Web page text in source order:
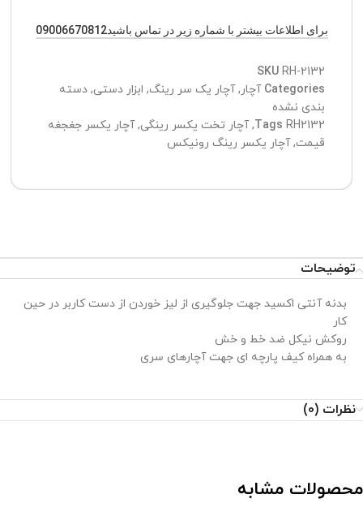
برای اطلاعات بیشتر با شماره زیر در تماس باشید09006670812
SKU RH-2132
Categories آچار,آچار یک سر رینگ, ابزار دستی, دسته
بندی نشده
Tags RH2132
,آچار تخت یکسر رینگی,آچار یکسر جغجغه
قیمت,آچار یکسر رینگ رونیکس
توضیحات
بدنه آنتی اکسید جهت جلوگیری از لیز خوردن از دست کاربر در حین
کار
روکش نیکل ضد خط و خش
به همراه کیف پارچه ای جهت آچارهای سری
نظرات (0)
محصولات مشابه